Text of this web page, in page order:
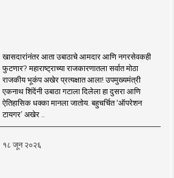
खासदारांनंतर आता उबाठाचे आमदार आणि नगरसेवकही
फुटणार? महाराष्ट्राच्या राजकारणातला सर्वात मोठा
राजकीय भूकंप अखेर प्रत्यक्षात आला! उपमुख्यमंत्री
एकनाथ शिंदेंनी उबाठा गटाला दिलेला हा दुसरा आणि
ऐतिहासिक धक्का मानला जातोय. बहुचर्चित ‘ऑपरेशन
टायगर’ अखेर ..
१८ जून २०२६